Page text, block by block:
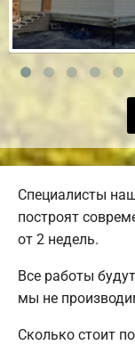
Специалисты
построят
от 2 недель.
Все работы
мы не
Сколько стоит